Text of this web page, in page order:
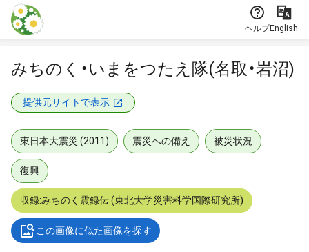
本文に飛ぶ
ヘルプEnglish
みちのく・いまをつたえ隊(名取・岩沼)
提供元サイトで表示
東日本大震災 (2011) 震災への備え 被災状況
復興
収録:みちのく震録伝 (東北大学災害科学国際研究所)
この画像に似た画像を探す